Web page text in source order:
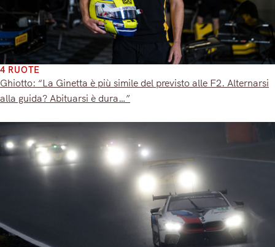
4 RUOTE
Ghiotto: “La Ginetta è più simile del previsto alle F2. Alternarsi
alla guida? Abituarsi è dura…”